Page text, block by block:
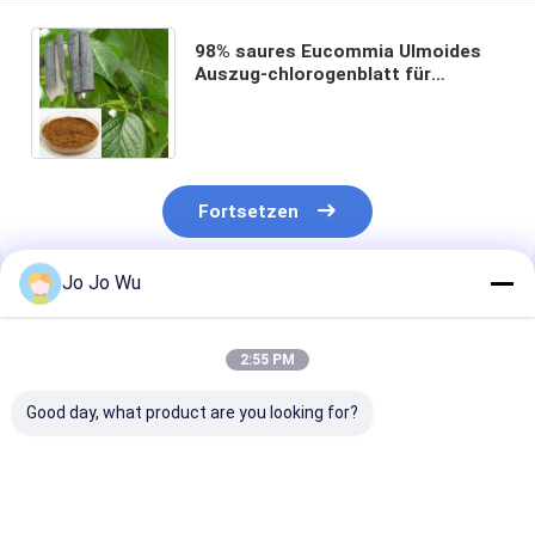
98% saures Eucommia Ulmoides
Auszug-chlorogenblatt für
Fortsetzen
Empfohlene Produkte
Jo Jo Wu
2:55 PM
Good day, what product are you looking for?